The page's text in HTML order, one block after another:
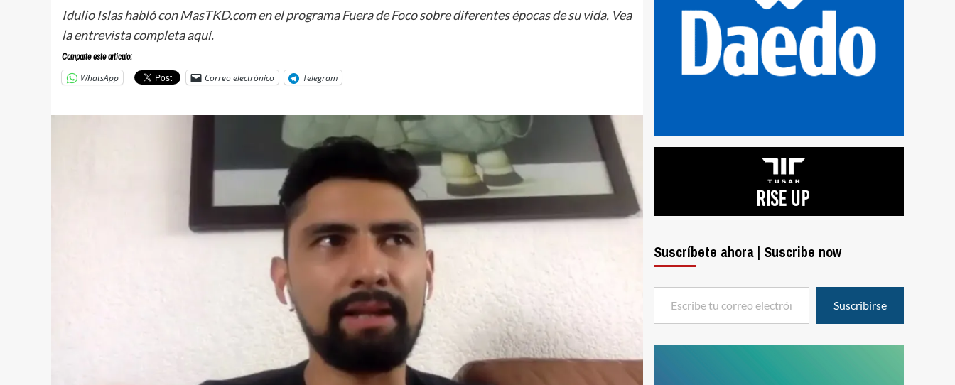
Idulio Islas habló con MasTKD.com en el programa Fuera de Foco sobre diferentes épocas de su vida. Vea
la entrevista completa aquí.
Comparte este articulo:
WhatsApp Correo electrónico Telegram
Suscríbete ahora | Suscribe now
Escribe tu correo electrónico…
Suscribirse